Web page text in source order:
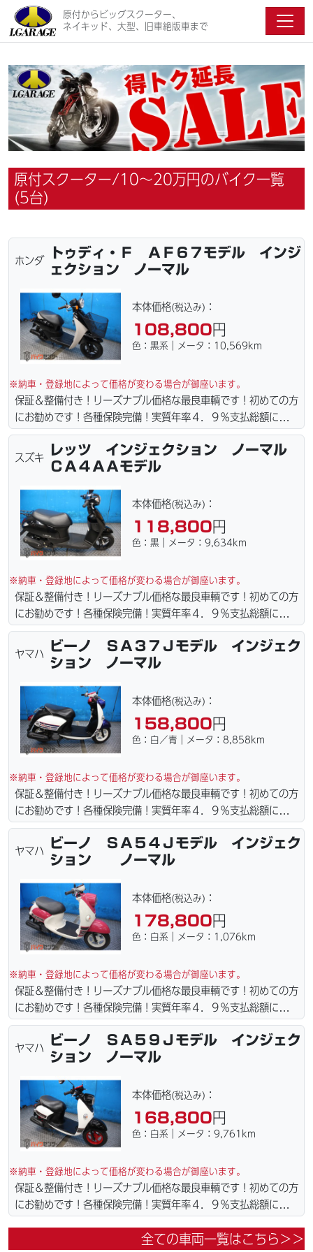
原付からビッグスクーター、
ネイキッド、大型、旧車絶版車まで
原付スクーター/10〜20万円のバイク一覧
(5台)
ホンダ
トゥディ・Ｆ ＡＦ６７モデル インジ
ェクション ノーマル
本体価格(税込み) ：
108,800円
色：黒系｜メータ：10,569km
※納車・登録地によって価格が変わる場合が御座います。
保証＆整備付き！リーズナブル価格な最良車輌です！初めての方
にお勧めです！各種保険完備！実質年率４．９％支払総額に自賠
責保険１年含まれてます。全国どこでも１万円〜4.5万円にて配
達致します！！（離島の場合は港止めになります）ｗｅｂロー
ン・カード各種取り扱ってます。タイヤ・ブレーキパッド・ベル
ズナブルな価格にて消耗品交換プラン１万〜ご用意しておりま
す。詳しくはお問合わせ下さい。ご契約後の取り置き＆保管無料
サービス行ってます。当社ホームページにて詳細画像見れます。
スズキ
レッツ インジェクション ノーマル
ＣＡ４ＡＡモデル
本体価格(税込み) ：
118,800円
色：黒｜メータ：9,634km
※納車・登録地によって価格が変わる場合が御座います。
保証＆整備付き！リーズナブル価格な最良車輌です！初めての方
にお勧めです！各種保険完備！実質年率４．９％支払総額に自賠
責保険１年含まれてます。全国どこでも１万円〜4.5万円にて配
達致します！！（離島の場合は港止めになります）ｗｅｂロー
ン・カード各種取り扱ってます。タイヤ・ブレーキパッド・ベル
ズナブルな価格にて消耗品交換プラン１万〜ご用意しておりま
す。詳しくはお問合わせ下さい。ご契約後の取り置き＆保管無料
サービス行ってます。当社ホームページにて詳細画像見れます。
ヤマハ
ビーノ ＳＡ３７Ｊモデル インジェク
ション ノーマル
本体価格(税込み) ：
158,800円
色：白／青｜メータ：8,858km
※納車・登録地によって価格が変わる場合が御座います。
保証＆整備付き！リーズナブル価格な最良車輌です！初めての方
にお勧めです！各種保険完備！実質年率４．９％支払総額に自賠
責保険１年含まれてます。全国どこでも１万円〜4.5万円にて配
達致します！！（離島の場合は港止めになります）ｗｅｂロー
ン・カード各種取り扱ってます。タイヤ・ブレーキパッド・ベル
ズナブルな価格にて消耗品交換プラン１万〜ご用意しておりま
す。詳しくはお問合わせ下さい。ご契約後の取り置き＆保管無料
サービス行ってます。当社ホームページにて詳細画像見れます。
ヤマハ
ビーノ ＳＡ５４Ｊモデル インジェク
ション ノーマル
本体価格(税込み) ：
178,800円
色：白系｜メータ：1,076km
※納車・登録地によって価格が変わる場合が御座います。
保証＆整備付き！リーズナブル価格な最良車輌です！初めての方
にお勧めです！各種保険完備！実質年率４．９％支払総額に自賠
責保険１年含まれてます。全国どこでも１万円〜4.5万円にて配
達致します！！（離島の場合は港止めになります）ｗｅｂロー
ン・カード各種取り扱ってます。タイヤ・ブレーキパッド・ベル
ズナブルな価格にて消耗品交換プラン１万〜ご用意しておりま
す。詳しくはお問合わせ下さい。ご契約後の取り置き＆保管無料
サービス行ってます。当社ホームページにて詳細画像見れます。
ヤマハ
ビーノ ＳＡ５９Ｊモデル インジェク
ション ノーマル
本体価格(税込み) ：
168,800円
色：白系｜メータ：9,761km
※納車・登録地によって価格が変わる場合が御座います。
保証＆整備付き！リーズナブル価格な最良車輌です！初めての方
にお勧めです！各種保険完備！実質年率４．９％支払総額に自賠
達致します！！（離島の場合は港止めになります）ｗｅｂロー
全ての車両一覧はこちら＞＞